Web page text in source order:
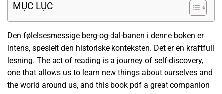
MỤC LỤC
Den følelsesmessige berg-og-dal-banen i denne boken er
intens, spesielt den historiske konteksten. Det er en kraftfull
lesning. The act of reading is a journey of self-discovery,
one that allows us to learn new things about ourselves and
the world around us, and this book pdf a great companion